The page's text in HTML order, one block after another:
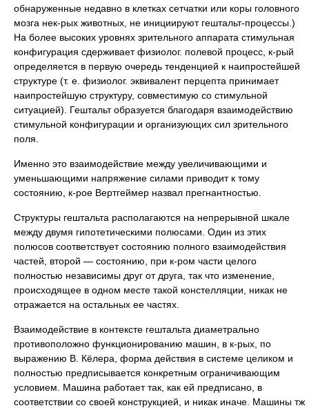
обнаруженные недавно в клетках сетчатки или коры головного
мозга нек-рых животных, не инициируют гештальт-процессы.)
На более высоких уровнях зрительного аппарата стимульная
конфигурация сдерживает физиолог. полевой процесс, к-рый
определяется в первую очередь тенденцией к наипростейшей
структуре (т. е. физиолог. эквивалент перцепта принимает
наипростейшую структуру, совместимую со стимульной
ситуацией). Гештальт образуется благодаря взаимодействию
стимульной конфигурации и организующих сил зрительного
поля.
Именно это взаимодействие между увеличивающими и
уменьшающими напряжение силами приводит к тому
состоянию, к-рое Вертгеймер назвал прегнантностью.
Структуры гештальта располагаются на непрерывной шкале
между двумя гипотетическими полюсами. Один из этих
полюсов соответствует состоянию полного взаимодействия
частей, второй — состоянию, при к-ром части целого
полностью независимы друг от друга, так что изменение,
происходящее в одном месте такой констелляции, никак не
отражается на остальных ее частях.
Взаимодействие в контексте гештальта диаметрально
противоположно функционированию машин, в к-рых, по
выражению В. Кёлера, форма действия в системе целиком и
полностью предписывается конкретным ограничивающим
условием. Машина работает так, как ей предписано, в
соответствии со своей конструкцией, и никак иначе. Машины тж